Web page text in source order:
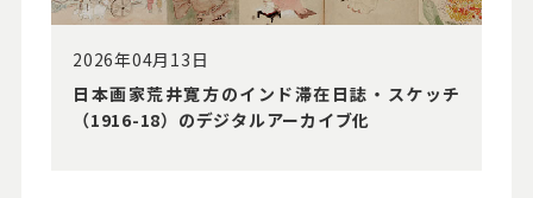
2026年04月13日
⽇本画家荒井寛⽅のインド滞在⽇誌・スケッチ
（1916-18）のデジタルアーカイブ化